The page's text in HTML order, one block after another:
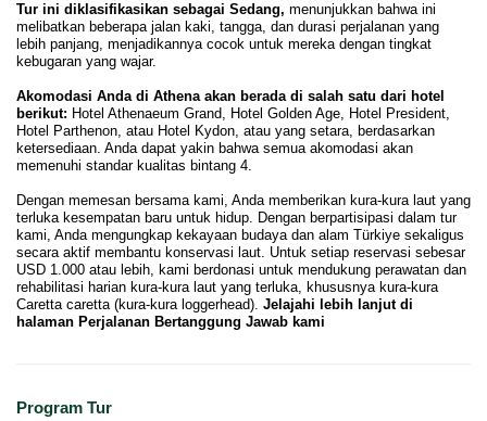
Tur ini diklasifikasikan sebagai Sedang, menunjukkan bahwa ini
melibatkan beberapa jalan kaki, tangga, dan durasi perjalanan yang
lebih panjang, menjadikannya cocok untuk mereka dengan tingkat
kebugaran yang wajar.
Akomodasi Anda di Athena akan berada di salah satu dari hotel
berikut: Hotel Athenaeum Grand, Hotel Golden Age, Hotel President,
Hotel Parthenon, atau Hotel Kydon, atau yang setara, berdasarkan
ketersediaan. Anda dapat yakin bahwa semua akomodasi akan
memenuhi standar kualitas bintang 4.
Dengan memesan bersama kami, Anda memberikan kura-kura laut yang
terluka kesempatan baru untuk hidup. Dengan berpartisipasi dalam tur
kami, Anda mengungkap kekayaan budaya dan alam Türkiye sekaligus
secara aktif membantu konservasi laut. Untuk setiap reservasi sebesar
USD 1.000 atau lebih, kami berdonasi untuk mendukung perawatan dan
rehabilitasi harian kura-kura laut yang terluka, khususnya kura-kura
Caretta caretta (kura-kura loggerhead). Jelajahi lebih lanjut di
halaman Perjalanan Bertanggung Jawab kami
Program Tur